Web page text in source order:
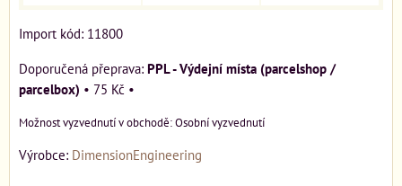
Import kód: 11800
PPL - Výdejní místa (parcelshop /
parcelbox) • 75 Kč •
Osobní vyzvednutí
Výrobce: DimensionEngineering